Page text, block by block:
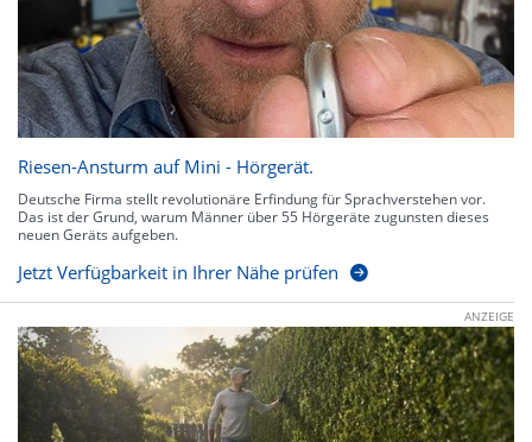
Riesen-Ansturm auf Mini - Hörgerät.
Deutsche Firma stellt revolutionäre Erfindung für Sprachverstehen vor.
Das ist der Grund, warum Männer über 55 Hörgeräte zugunsten dieses
neuen Geräts aufgeben.
Jetzt Verfügbarkeit in Ihrer Nähe prüfen
ANZEIGE